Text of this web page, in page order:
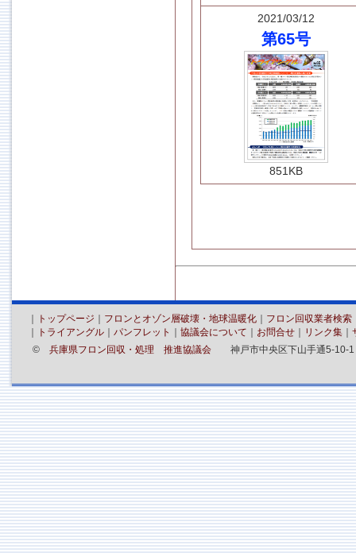
2021/03/12
第65号
851KB
トップページ フロンとオゾン層破壊・地球温暖化 フロン回収業者検索
トライアングル パンフレット 協議会について お問合せ リンク集
© 兵庫県フロン回収・処理 推進協議会 神戸市中央区下山手通5-10-1